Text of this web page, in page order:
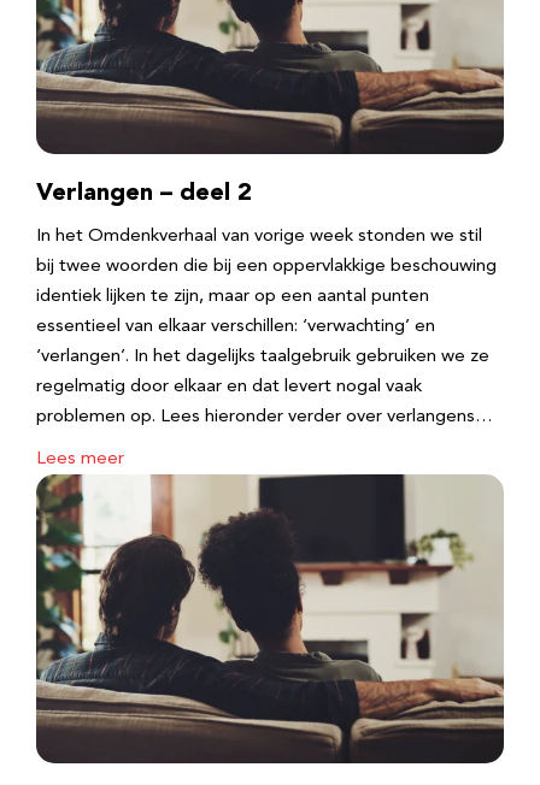
Verlangen – deel 2
In het Omdenkverhaal van vorige week stonden we stil
bij twee woorden die bij een oppervlakkige beschouwing
identiek lijken te zijn, maar op een aantal punten
essentieel van elkaar verschillen: ‘verwachting’ en
‘verlangen’. In het dagelijks taalgebruik gebruiken we ze
regelmatig door elkaar en dat levert nogal vaak
problemen op. Lees hieronder verder over verlangens…
Lees meer